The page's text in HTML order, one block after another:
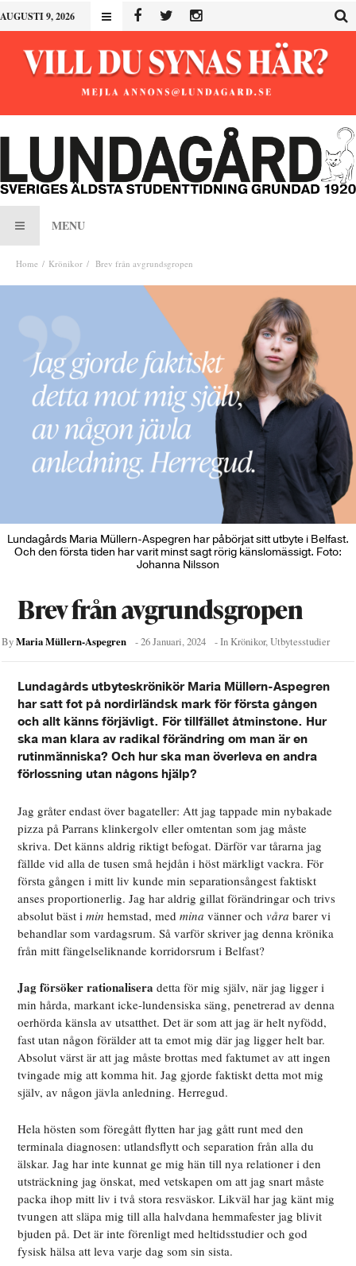
AUGUSTI 9, 2026
MENU
Home Krönikor Brev från avgrundsgropen
Lundagårds Maria Müllern-Aspegren har påbörjat sitt utbyte i Belfast.
Och den första tiden har varit minst sagt rörig känslomässigt. Foto:
Johanna Nilsson
Brev från avgrundsgropen
ByMaria Müllern-Aspegren -26 Januari, 2024 - In Krönikor,Utbytesstudier
Lundagårds utbyteskrönikör Maria Müllern-Aspegren
har satt fot på nordirländsk mark för första gången
och allt känns förjävligt. För tillfället åtminstone. Hur
ska man klara av radikal förändring om man är en
rutinmänniska? Och hur ska man överleva en andra
förlossning utan någons hjälp?
Jag gråter endast över bagateller: Att jag tappade min nybakade
pizza på Parrans klinkergolv eller omtentan som jag måste
skriva. Det känns aldrig riktigt befogat. Därför var tårarna jag
fällde vid alla de tusen små hejdån i höst märkligt vackra. För
första gången i mitt liv kunde min separationsångest faktiskt
anses proportionerlig. Jag har aldrig gillat förändringar och trivs
absolut bäst imin hemstad, med minavänner ochvåra barer vi
behandlar som vardagsrum. Så varför skriver jag denna krönika
från mitt fängelseliknande korridorsrum i Belfast?
Jag försöker rationalisera detta för mig själv, när jag ligger i
min hårda, markant icke-lundensiska säng, penetrerad av denna
oerhörda känsla av utsatthet. Det är som att jag är helt nyfödd,
fast utan någon förälder att ta emot mig där jag ligger helt bar.
Absolut värst är att jag måste brottas med faktumet av att ingen
tvingade mig att komma hit. Jag gjorde faktiskt detta mot mig
själv, av någon jävla anledning. Herregud.
Hela hösten som föregått flytten har jag gått runt med den
terminala diagnosen: utlandsflytt och separation från alla du
älskar. Jag har inte kunnat ge mig hän till nya relationer i den
utsträckning jag önskat, med vetskapen om att jag snart måste
packa ihop mitt liv i två stora resväskor. Likväl har jag känt mig
tvungen att släpa mig till alla halvdana hemmafester jag blivit
bjuden på. Det är inte förenligt med heltidsstudier och god
fysisk hälsa att leva varje dag som sin sista.